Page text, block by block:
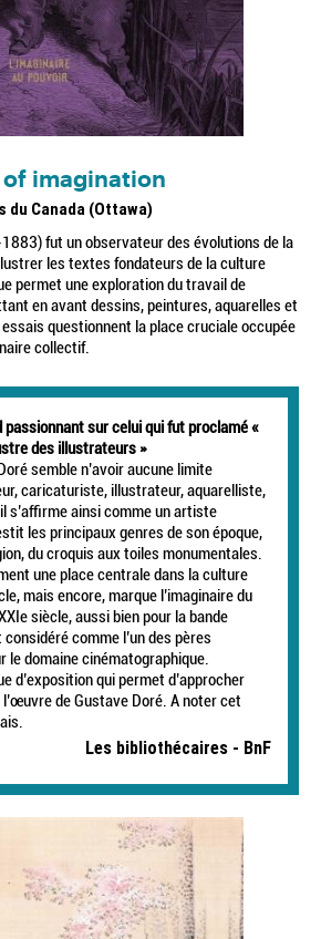
imagination
du Canada (Ottawa)
fut un observateur des évolutions de la
les textes fondateurs de la culture
permet une exploration du travail de
en avant dessins, peintures, aquarelles et
questionnent la place cruciale occupée
collectif.
passionnant sur celui qui fut proclamé «
des illustrateurs »
semble n’avoir aucune limite
caricaturiste, illustrateur, aquarelliste,
s’affirme ainsi comme un artiste
les principaux genres de son époque,
du croquis aux toiles monumentales.
une place centrale dans la culture
mais encore, marque l’imaginaire du
siècle, aussi bien pour la bande
comme l’un des pères
le domaine cinématographique.
d’exposition qui permet d’approcher
de Gustave Doré. A noter cet
Les bibliothécaires - BnF